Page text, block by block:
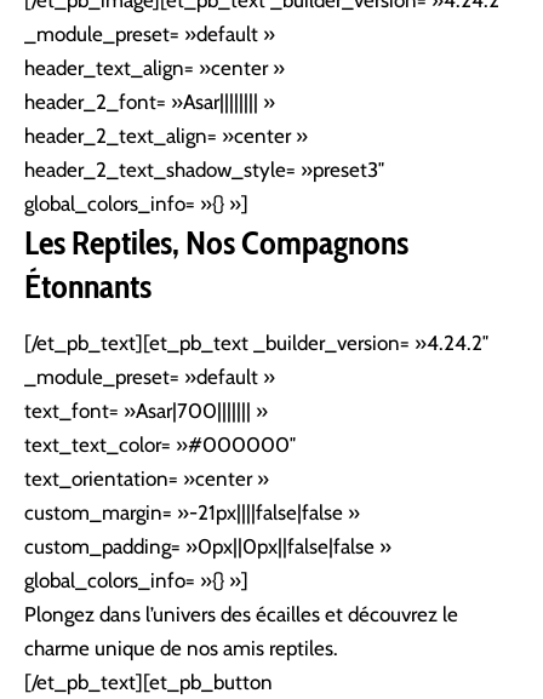
_module_preset= »default »
header_text_align= »center »
header_2_font= »Asar|||||||| »
header_2_text_align= »center »
header_2_text_shadow_style= »preset3″
global_colors_info= »{} »]
Les Reptiles, Nos Compagnons
Étonnants
[/et_pb_text][et_pb_text _builder_version= »4.24.2″
_module_preset= »default »
text_font= »Asar|700||||||| »
text_text_color= »#000000″
text_orientation= »center »
custom_margin= »-21px||||false|false »
custom_padding= »0px||0px||false|false »
global_colors_info= »{} »]
Plongez dans l’univers des écailles et découvrez le
charme unique de nos amis reptiles.
[/et_pb_text][et_pb_button